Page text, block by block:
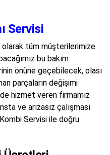
Servisi
olarak tüm müşterilerimize
bu bakım
önüne geçebilecek, olası
parçaların değişimi
hizmet veren firmamız
ve arızasız çalışması
Servisi ile doğru